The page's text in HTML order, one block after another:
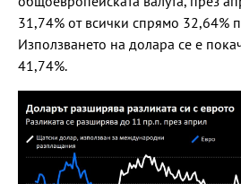
31,74% от всички спрямо 32,64%
Използването на долара се е
41,74%.